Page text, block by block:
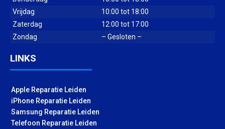
Vrijdag
10:00 tot 18:00
Zaterdag
12:00 tot 17:00
Zondag
– Gesloten –
LINKS
Apple Reparatie Leiden
iPhone Reparatie Leiden
Samsung Reparatie Leiden
Telefoon Reparatie Leiden